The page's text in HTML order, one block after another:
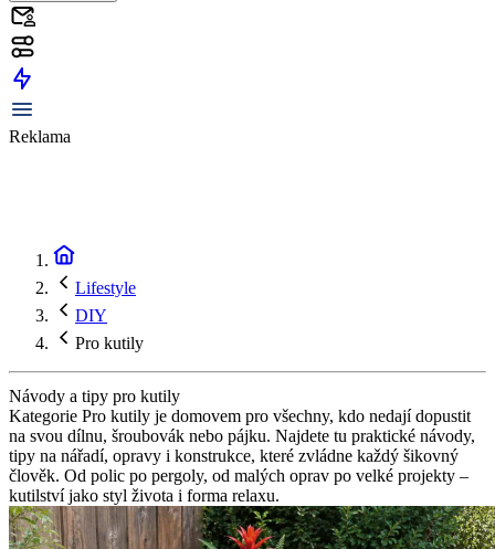
Reklama
Lifestyle
DIY
Pro kutily
Návody a tipy pro kutily
Kategorie Pro kutily je domovem pro všechny, kdo nedají dopustit
na svou dílnu, šroubovák nebo pájku. Najdete tu praktické návody,
tipy na nářadí, opravy i konstrukce, které zvládne každý šikovný
člověk. Od polic po pergoly, od malých oprav po velké projekty –
kutilství jako styl života i forma relaxu.